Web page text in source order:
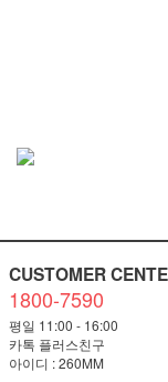
CUSTOMER
1800-7590
평일 11:00 - 16:00
카톡 플러스친구
아이디 : 260MM